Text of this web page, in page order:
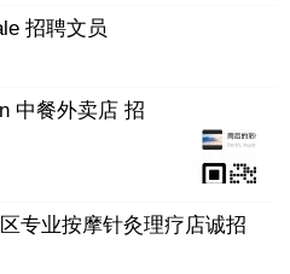
招聘文员
中餐外卖店 招
专业按摩针灸理疗店诚招